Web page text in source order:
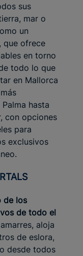
sus
mar o
un
, que ofrece
en torno
todo lo que
en Mallorca
hasta
con opciones
para
exclusivos
de los
de todo el
aloja
de eslora,
desde todos